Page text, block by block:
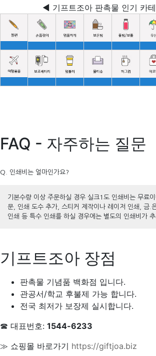
◀ 기프트조아 판촉물 인기 카
FAQ - 자주하는 질문
Q. 인쇄비는 얼마인가요?
기본수량 이상 주문하실 경우 실크1도 인쇄비는 무료
문, 인쇄 도수 추가, 스티커 제작이나 레이저 인쇄, 금.
인쇄 등 특수 인쇄를 하실 경우에는 별도의 인쇄비가 추
기프트조아 장점
판촉물 기념품 백화점 입니다.
관공서/학교 후불제 가능 합니다.
전국 최저가 보장제 실시합니다.
☎ 대표번호: 1544-6233
≫ 쇼핑몰 바로가기 https://giftjoa.biz